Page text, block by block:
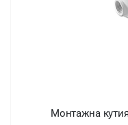
Монтажна